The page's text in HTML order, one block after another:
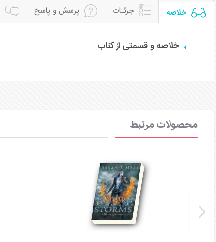
خلاصه جزئیات پرسش و پاسخ
خلاصه و قسمتی از کتاب
محصولات مرتبط